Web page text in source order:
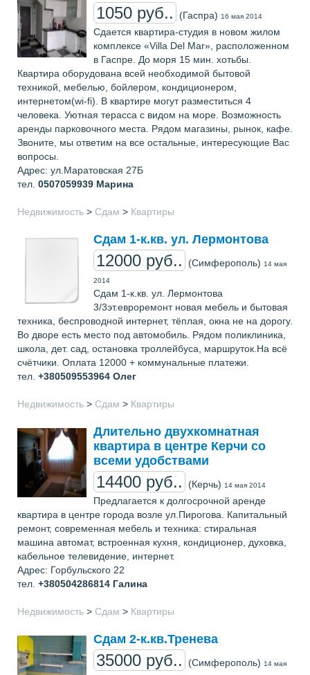
1050 руб.. (Гаспра) 16 мая 2014
Сдается квартира-студия в новом жилом
комплексе «Villa Del Mar», расположенном
в Гаспре. До моря 15 мин. хотьбы.
Квартира оборудована всей необходимой бытовой
техникой, мебелью, бойлером, кондиционером,
интернетом(wi-fi). В квартире могут разместиться 4
человека. Уютная терасса с видом на море. Возможность
аренды парковочного места. Рядом магазины, рынок, кафе.
Звоните, мы ответим на все остальные, интересующие Вас
вопросы.
Адрес: ул.Маратовская 27Б
тел. 0507059939 Марина
Недвижимость > Сдам > Квартиры
Сдам 1-к.кв. ул. Лермонтова
12000 руб.. (Симферополь) 14 мая
2014
Сдам 1-к.кв. ул. Лермонтова
3/3эт.евроремонт новая мебель и бытовая
техника, беспроводной интернет, тёплая, окна не на дорогу.
Во дворе есть место под автомобиль. Рядом поликлиника,
школа, дет. сад, остановка троллейбуса, маршруток.На всё
счётчики. Оплата 12000 + коммунальные платежи.
тел. +380509553964 Олег
Недвижимость > Сдам > Квартиры
Длительно двухкомнатная
квартира в центре Керчи со
всеми удобствами
14400 руб.. (Керчь) 14 мая 2014
Предлагается к долгосрочной аренде
квартира в центре города возле ул.Пирогова. Капитальный
ремонт, современная мебель и техника: стиральная
машина автомат, встроенная кухня, кондиционер, духовка,
кабельное телевидение, интернет.
Адрес: Горбульского 22
тел. +380504286814 Галина
Недвижимость > Сдам > Квартиры
Сдам 2-к.кв.Тренева
35000 руб.. (Симферополь) 14 мая